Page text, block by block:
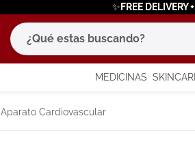
✨FREE
¿Qué estas buscando?
MEDICINAS
Aparato Cardiovascular
términos más buscados
1. eucerin